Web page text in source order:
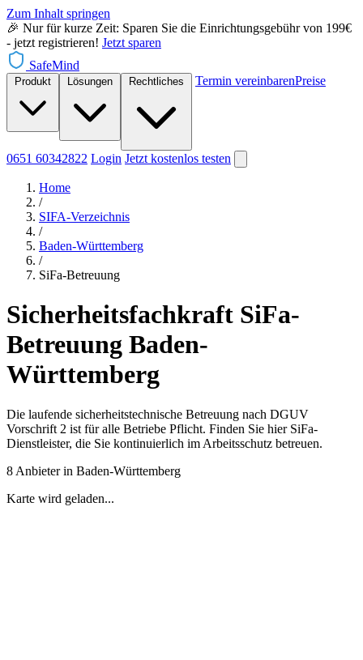
Zum Inhalt springen
🎉 Nur für kurze Zeit: Sparen Sie die Einrichtungsgebühr von 199€
- jetzt registrieren! Jetzt sparen
SafeMind
Termin vereinbarenPreise
0651 60342822 Login Jetzt kostenlos testen
Home
/
SIFA-Verzeichnis
/
Baden-Württemberg
/
SiFa-Betreuung
Sicherheitsfachkraft SiFa-
Betreuung Baden-
Württemberg
Die laufende sicherheitstechnische Betreuung nach DGUV
Vorschrift 2 ist für alle Betriebe Pflicht. Finden Sie hier SiFa-
Dienstleister, die Sie kontinuierlich im Arbeitsschutz betreuen.
8 Anbieter in Baden-Württemberg
Karte wird geladen...